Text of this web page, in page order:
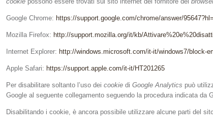
Google Chrome: https://support.google.com/chrome/answer/
Mozilla Firefox: http://support.mozilla.org/it/kb/
Internet Explorer: http://windows.microsoft.com/it-it/windows7/block-
Apple Safari: https://support.apple.com/it-it/HT201265
Per disabilitare soltanto l’uso dei cookie di Google Analytics può
Google al seguente collegamento seguendo la procedura indicata da
Disabilitando i cookie, è ancora possibile utilizzare alcune parti del